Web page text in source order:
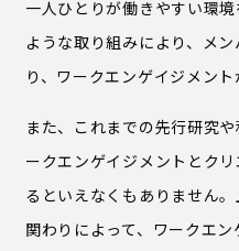
一人ひとりが働きやすい環
ような取り組みにより、メ
り、ワークエンゲイジメント
また、これまでの先行研究
ークエンゲイジメントとク
るといえなくもありません
関わりによって、ワークエ